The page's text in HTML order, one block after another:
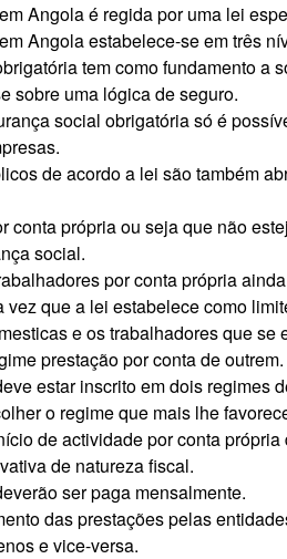
Angola é regida por uma lei
Angola estabelece-se em três
tem como fundamento a
sobre uma lógica de seguro.
social obrigatória só é
de acordo a lei são também
conta própria ou seja que não
social.
por conta própria
que a lei estabelece como
e os trabalhadores que
prestação por conta de outrem.
estar inscrito em dois regimes
o regime que mais lhe
de actividade por conta
de natureza fiscal.
ser paga mensalmente.
das prestações pelas
e vice-versa.